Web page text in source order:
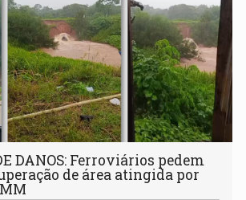
DANOS: Ferroviários pedem
de área atingida por